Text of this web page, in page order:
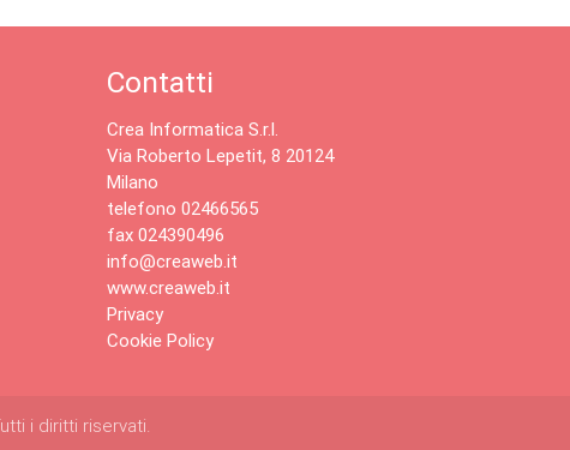
Contatti
Crea Informatica S.r.l.
Via Roberto Lepetit, 8 20124
Milano
telefono 02466565
fax 024390496
info@creaweb.it
www.creaweb.it
Privacy
Cookie Policy
i diritti riservati.